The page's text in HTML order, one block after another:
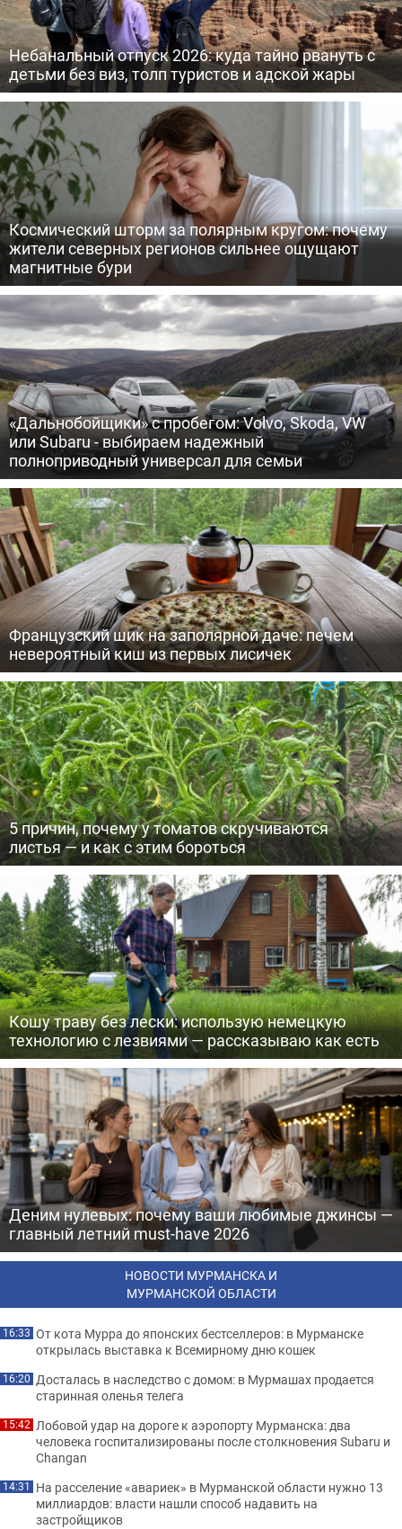
Небанальный отпуск 2026: куда тайно рвануть с
детьми без виз, толп туристов и адской жары
Космический шторм за полярным кругом: почему
жители северных регионов сильнее ощущают
магнитные бури
«Дальнобойщики» с пробегом: Volvo, Skoda, VW
или Subaru - выбираем надежный
полноприводный универсал для семьи
Французский шик на заполярной даче: печем
невероятный киш из первых лисичек
5 причин, почему у томатов скручиваются
листья — и как с этим бороться
Кошу траву без лески: использую немецкую
технологию с лезвиями — рассказываю как есть
Деним нулевых: почему ваши любимые джинсы —
главный летний must-have 2026
НОВОСТИ МУРМАНСКА И
МУРМАНСКОЙ ОБЛАСТИ
16:33 От кота Мурра до японских бестселлеров: в Мурманске
открылась выставка к Всемирному дню кошек
16:20 Досталась в наследство с домом: в Мурмашах продается
старинная оленья телега
15:42 Лобовой удар на дороге к аэропорту Мурманска: два
человека госпитализированы после столкновения Subaru и
Changan
14:31 На расселение «авариек» в Мурманской области нужно 13
миллиардов: власти нашли способ надавить на
застройщиков